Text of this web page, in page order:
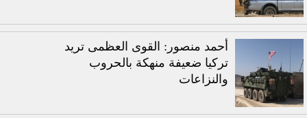
أحمد منصور: القوى العظمى تريد
تركيا ضعيفة منهكة بالحروب
والنزاعات